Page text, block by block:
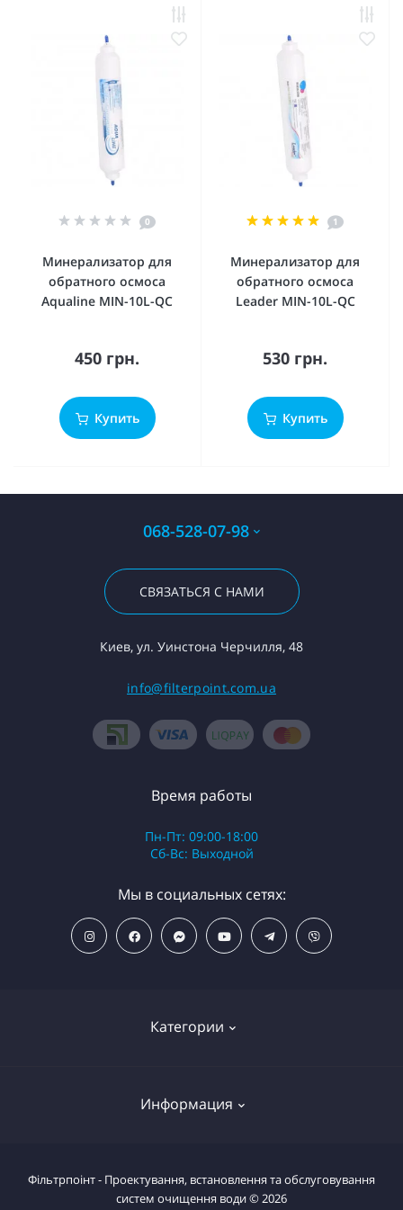
0
Минерализатор для
обратного осмоса
Aqualine МIN-10L-QC
450 грн.
Купить
1
Минерализатор для
обратного осмоса
Leader MIN-10L-QC
530 грн.
Купить
068-528-07-98
СВЯЗАТЬСЯ С НАМИ
Киев, ул. Уинстона Черчилля, 48
info@filterpoint.com.ua
Категории
ПОПУЛЯРНЫЕ ТОВАРЫ
Фильтры магистральные
Информация
Вернуть товар
Время работы
Пн-Пт: 09:00-18:00
Сб-Вс: Выходной
Мы в социальных сетях:
Фільтрпоінт - Проектування, встановлення та обслуговування
систем очищення води © 2026